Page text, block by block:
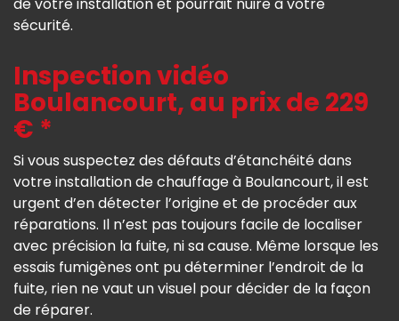
sécurité.
Inspection vidéo
Boulancourt, au prix de 229
€ *
Si vous suspectez des défauts d’étanchéité dans
votre installation de chauffage à Boulancourt, il est
urgent d’en détecter l’origine et de procéder aux
réparations. Il n’est pas toujours facile de localiser
avec précision la fuite, ni sa cause. Même lorsque les
essais fumigènes ont pu déterminer l’endroit de la
fuite, rien ne vaut un visuel pour décider de la façon
de réparer.